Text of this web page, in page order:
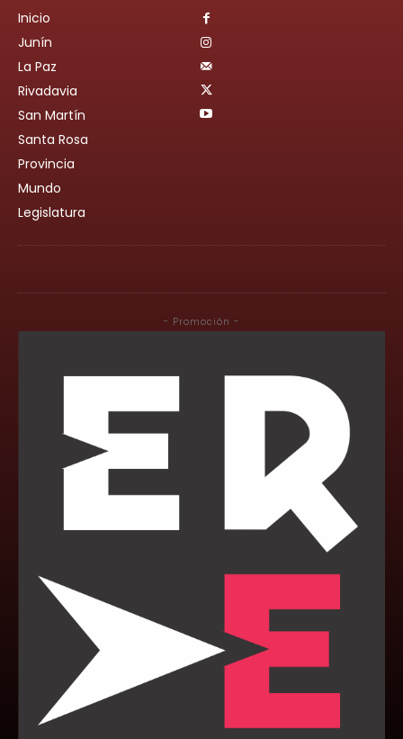
Inicio
Junín
La Paz
Rivadavia
San Martín
Santa Rosa
Provincia
Mundo
Legislatura
- Promoción -